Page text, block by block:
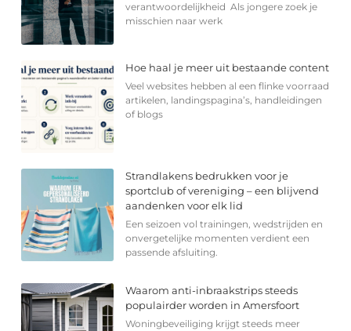
verantwoordelijkheid Als jongere zoek je
misschien naar werk
Hoe haal je meer uit bestaande content
Veel websites hebben al een flinke voorraad
artikelen, landingspagina’s, handleidingen
of blogs
Strandlakens bedrukken voor je
sportclub of vereniging – een blijvend
aandenken voor elk lid
Een seizoen vol trainingen, wedstrijden en
onvergetelijke momenten verdient een
passende afsluiting.
Waarom anti-inbraakstrips steeds
populairder worden in Amersfoort
Woningbeveiliging krijgt steeds meer